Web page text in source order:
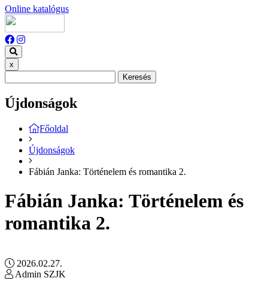
Online katalógus
x
Keresés
Újdonságok
Főoldal
Újdonságok
Fábián Janka: Történelem és romantika 2.
Fábián Janka: Történelem és
romantika 2.
2026.02.27.
Admin SZJK